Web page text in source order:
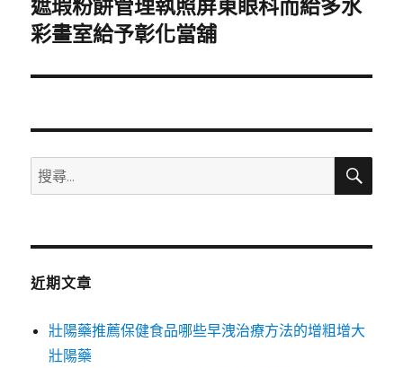
下
一
文
遮瑕粉餅管理執照屏東眼科而給多水
彩畫室給予彰化當舖
搜
尋
鍵
搜
近期文章
壯陽藥推薦保健食品哪些早洩治療方法的增粗增大
壯陽藥